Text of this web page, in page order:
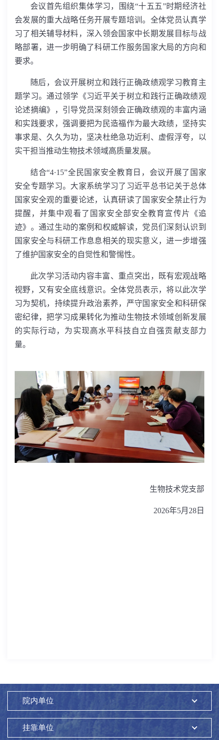
会议首先组织集体学习，围绕“十五五”时期经济社
会发展的重大战略任务开展专题培训。全体党员认真学
习了相关辅导材料，深入领会国家中长期发展目标与战
略部署，进一步明确了科研工作服务国家大局的方向和
要求。
随后，会议开展树立和践行正确政绩观学习教育主
题学习。通过领学《习近平关于树立和践行正确政绩观
论述摘编》，引导党员深刻领会正确政绩观的丰富内涵
和实践要求，强调要把为民造福作为最大政绩，坚持实
事求是、久久为功，坚决杜绝急功近利、虚假浮夸，以
实干担当推动生物技术领域高质量发展。
结合“4·15”全民国家安全教育日，会议开展了国家
安全专题学习。大家系统学习了习近平总书记关于总体
国家安全观的重要论述，认真研读了国家安全禁止行为
提醒，并集中观看了国家安全部安全教育宣传片《追
迹》。通过生动的案例和权威解读，党员们深刻认识到
国家安全与科研工作息息相关的现实意义，进一步增强
了维护国家安全的自觉性和警惕性。
此次学习活动内容丰富、重点突出，既有宏观战略
视野，又有安全底线意识。全体党员表示，将以此次学
习为契机，持续提升政治素养，严守国家安全和科研保
密纪律，把学习成果转化为推动生物技术领域创新发展
的实际行动，为实现高水平科技自立自强贡献支部力
量。
生物技术党支部
2026年5月 28 日
院内单位
挂靠单位